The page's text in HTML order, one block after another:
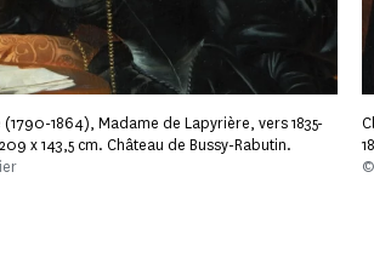
1864), Madame de Lapyrière, vers 1835-
x 143,5 cm. Château de Bussy-Rabutin.